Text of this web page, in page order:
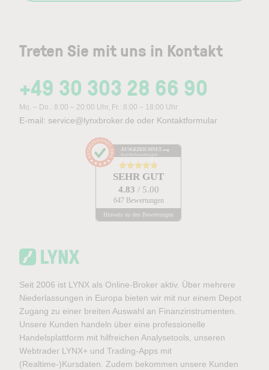
Treten Sie mit uns in Kontakt
+49 30 303 28 66 90
Mo. – Do.: 8:00 – 20:00 Uhr, Fr.: 8:00 – 18:00 Uhr
E-mail: service@lynxbroker.de oder Kontaktformular
AUSGEZEICHNET .org
Kundenbewertungen
SEHR GUT
4.83 / 5.00
647 Bewertungen
Hinweis zu den Bewertungen
Seit 2006 ist LYNX als Online-Broker aktiv. Über mehrere
Niederlassungen in Europa bieten wir mit nur einem Depot
Zugang zu einer breiten Auswahl an Finanzinstrumenten.
Unsere Kunden handeln über eine professionelle
Handelsplattform mit hilfreichen Analysetools, unseren
Webtrader LYNX+ und Trading-Apps mit
(Realtime-)Kursdaten. Zudem bekommen unsere Kunden